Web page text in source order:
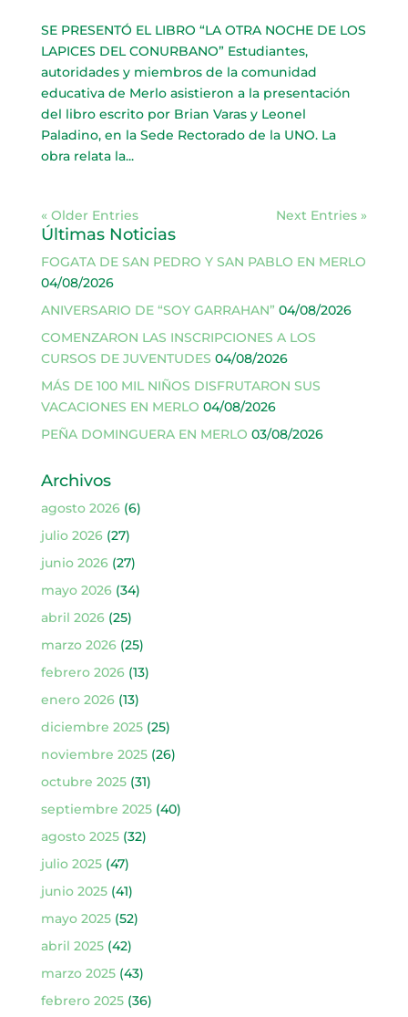
SE PRESENTÓ EL LIBRO “LA OTRA NOCHE DE LOS
LAPICES DEL CONURBANO” Estudiantes,
autoridades y miembros de la comunidad
educativa de Merlo asistieron a la presentación
del libro escrito por Brian Varas y Leonel
Paladino, en la Sede Rectorado de la UNO. La
obra relata la...
« Older Entries Next Entries »
Últimas Noticias
FOGATA DE SAN PEDRO Y SAN PABLO EN MERLO
04/08/2026
ANIVERSARIO DE “SOY GARRAHAN” 04/08/2026
COMENZARON LAS INSCRIPCIONES A LOS
CURSOS DE JUVENTUDES 04/08/2026
MÁS DE 100 MIL NIÑOS DISFRUTARON SUS
VACACIONES EN MERLO 04/08/2026
PEÑA DOMINGUERA EN MERLO 03/08/2026
Archivos
agosto 2026(6)
julio 2026(27)
junio 2026(27)
mayo 2026(34)
abril 2026(25)
marzo 2026(25)
febrero 2026(13)
enero 2026(13)
diciembre 2025(25)
noviembre 2025(26)
octubre 2025(31)
septiembre 2025(40)
agosto 2025(32)
julio 2025(47)
junio 2025(41)
mayo 2025(52)
abril 2025(42)
marzo 2025(43)
febrero 2025(36)